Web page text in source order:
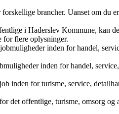
brancher. Uanset om du
i Haderslev Kommune,
for flere oplysninger.
inden for handel,
inden for handel,
for turisme, service,
offentlige, turisme, omsorg og